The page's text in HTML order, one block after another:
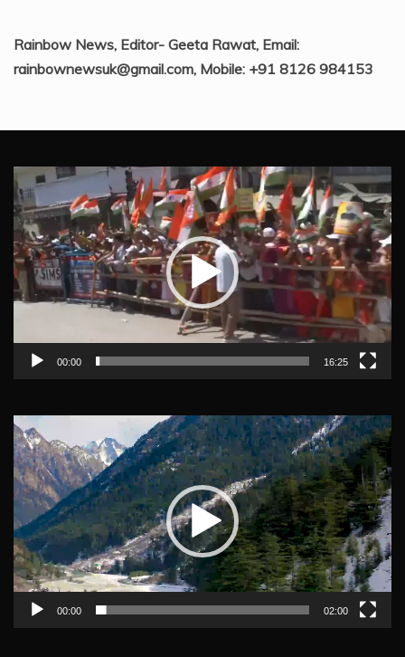
Rainbow News, Editor- Geeta Rawat, Email:
rainbownewsuk@gmail.com, Mobile: +91 8126 984153
Video
Player
00:00 16:25
Video
Player
00:00 02:00